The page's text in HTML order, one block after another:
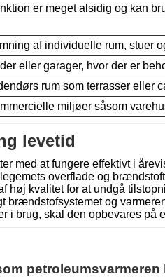
er meget alsidig og kan
af individuelle rum, stuer
eller garager, hvor der er
rum som terrasser eller
miljøer såsom
levetid
med at fungere effektivt i
overflade og
høj kvalitet for at undgå
brændstofsystemet og
i brug, skal den opbevares på